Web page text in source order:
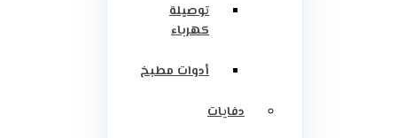
توصيلة
كهرباء
أدوات مطبخ
دفايات